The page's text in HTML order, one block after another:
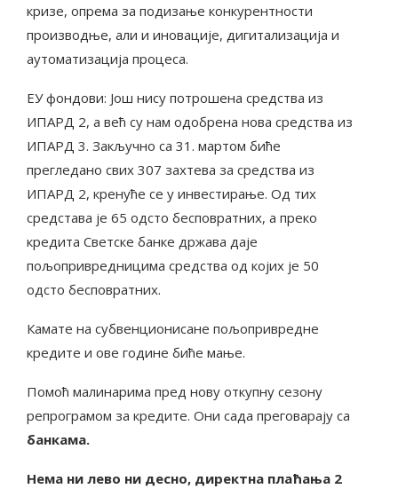
кризе, опрема за подизање конкурентности
производње, али и иновације, дигитализација и
аутоматизација процеса.
ЕУ фондови: Још нису потрошена средства из
ИПАРД 2, а већ су нам одобрена нова средства из
ИПАРД 3. Закључно са 31. мартом биће
прегледано свих 307 захтева за средства из
ИПАРД 2, кренуће се у инвестирање. Од тих
средстава је 65 одсто бесповратних, а преко
кредита Светске банке држава даје
пољопривредницима средства од којих је 50
одсто бесповратних.
Камате на субвенционисане пољопривредне
кредите и ове године биће мање.
Помоћ малинарима пред нову откупну сезону
репрограмом за кредите. Они сада преговарају са
банкама.
Нема ни лево ни десно, директна плаћања 2